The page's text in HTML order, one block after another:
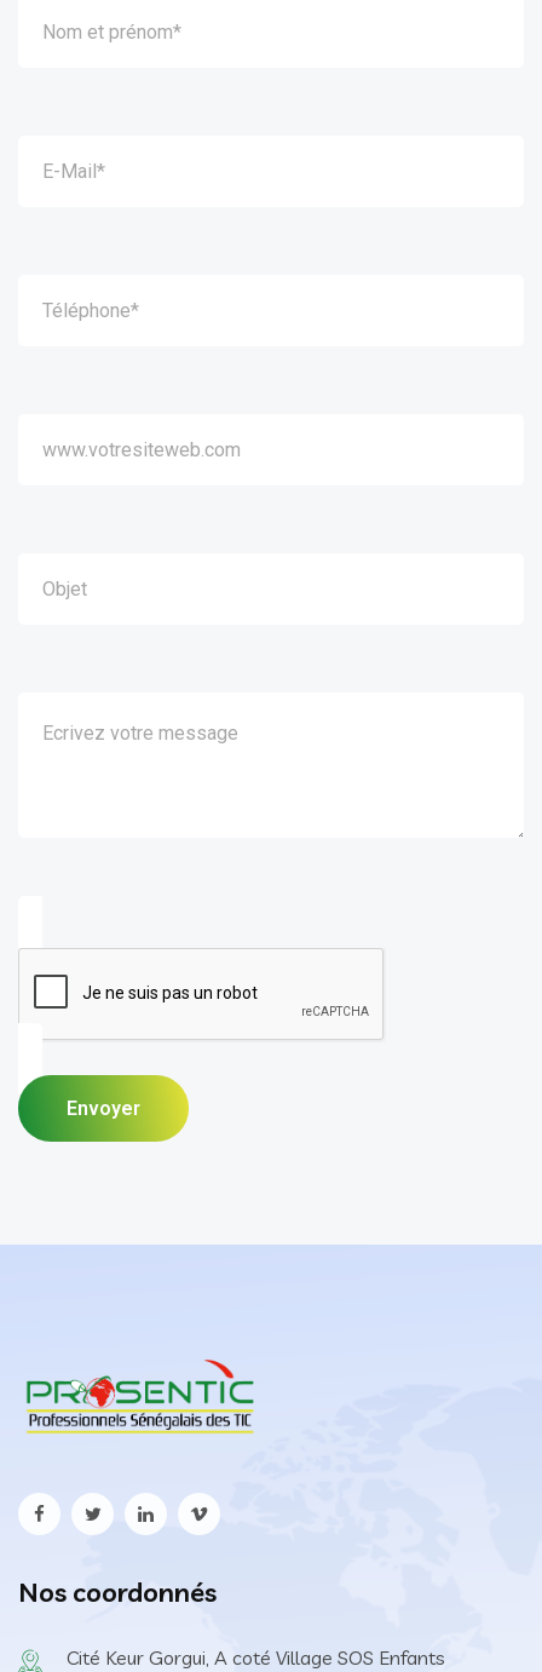
Nos coordonnés
Cité Keur Gorgui, A coté Village SOS Enfants